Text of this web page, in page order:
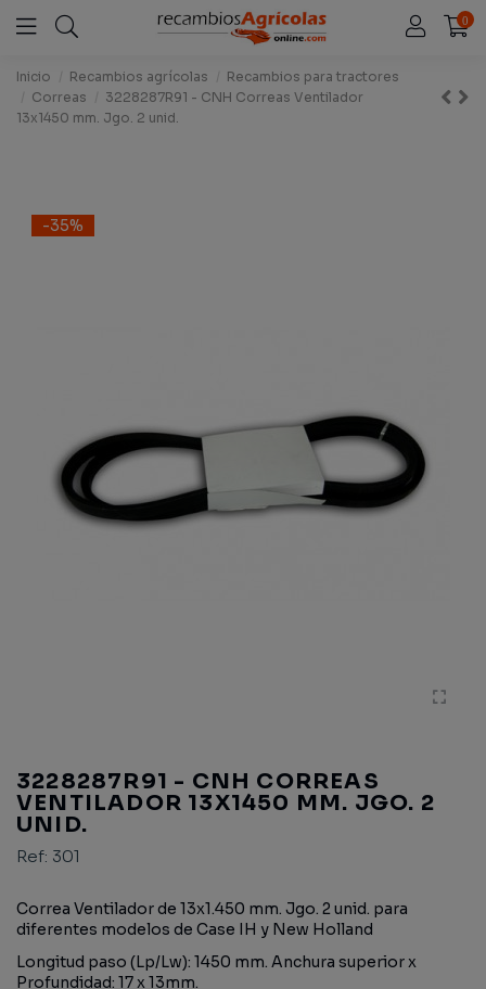
0
Inicio Recambios agrícolas
Recambios para tractores
Correas
3228287R91 - CNH Correas Ventilador
13x1450 mm. Jgo. 2 unid.
-35%
3228287R91 - CNH CORREAS
VENTILADOR 13X1450 MM. JGO. 2
UNID.
Ref: 301
Correa Ventilador de 13x1.450 mm. Jgo. 2 unid. para
diferentes modelos de Case IH y New Holland
Longitud paso (Lp/Lw): 1450 mm. Anchura superior x
Profundidad: 17 x 13mm.